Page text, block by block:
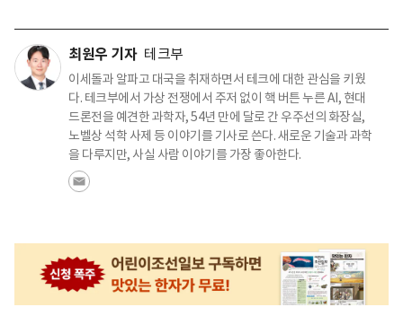
최원우 기자 테크부
이세돌과 알파고 대국을 취재하면서 테크에 대한 관심을 키웠
다. 테크부에서 가상 전쟁에서 주저 없이 핵 버튼 누른 AI, 현대
드론전을 예견한 과학자, 54년 만에 달로 간 우주선의 화장실,
노벨상 석학 사제 등 이야기를 기사로 쓴다. 새로운 기술과 과학
을 다루지만, 사실 사람 이야기를 가장 좋아한다.